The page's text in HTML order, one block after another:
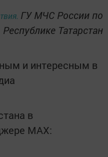
ГУ МЧС России по
Республике Татарстан
и интересным в
в
MАХ: